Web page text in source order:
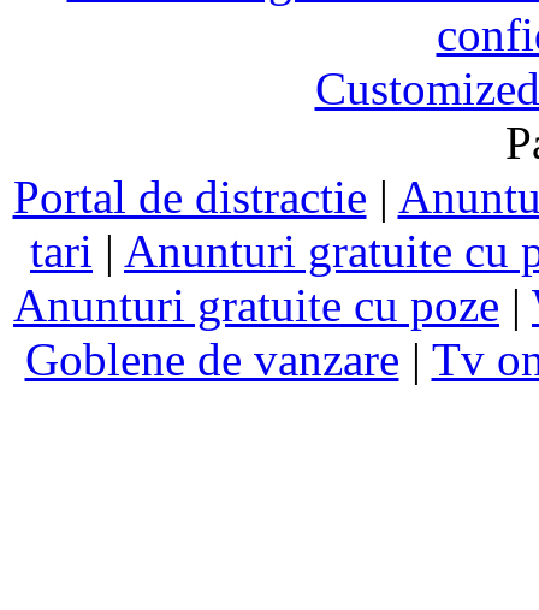
Portal de distractie |
tari | Anunturi gratuite cu
Anunturi gratuite cu poze |
Goblene de vanzare | Tv